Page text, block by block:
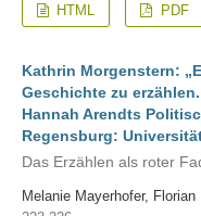
HTML PDF
Kathrin Morgenstern:
Geschichte zu
Hannah Arendts
Regensburg:
Das Erzählen als roter
Melanie Mayerhofer, Florian